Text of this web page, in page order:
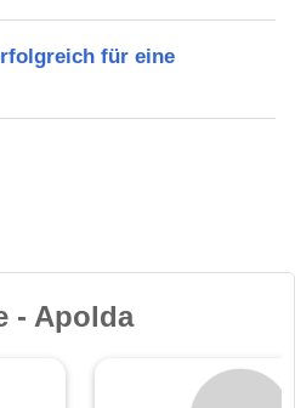
für eine
- Apolda